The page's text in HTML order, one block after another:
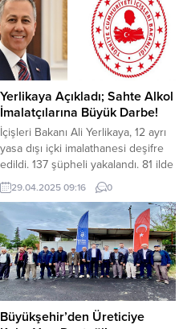
sonucunda; 364 farklı noktada
1.972 personelin desteğiyle; Hapis
cezası ve yakalanma emriyle
aranmakta olan toplam 379 şahıs
yakalandı. Yakalananlar arasında;
Adam öldürme suçundan 6 şahıs,
Hırsızlık suçundan 35 şahıs,
Dolandırıcılık...
Yerlikaya Açıkladı; Sahte Alkol
İmalatçılarına Büyük Darbe!
İçişleri Bakanı Ali Yerlikaya, 12 ayrı
yasa dışı içki imalathanesi deşifre
edildi. 137 şüpheli yakalandı. 81 ilde
“Sahte Alkol İmalatçılarına” yönelik
düzenlenen operasyonlarda; 63
bin 957 litre Sahte Alkol ve 96 bin
992 şişe kaçak/sahte alkol ele
geçirildi. Sahte alkol üretimi yaptığı
tespit edilen 137 şüpheli yakalandı.
Cumhuriyet Başsavcılıkları ile...
29.04.2025 09:16 0
Büyükşehir’den Üreticiye